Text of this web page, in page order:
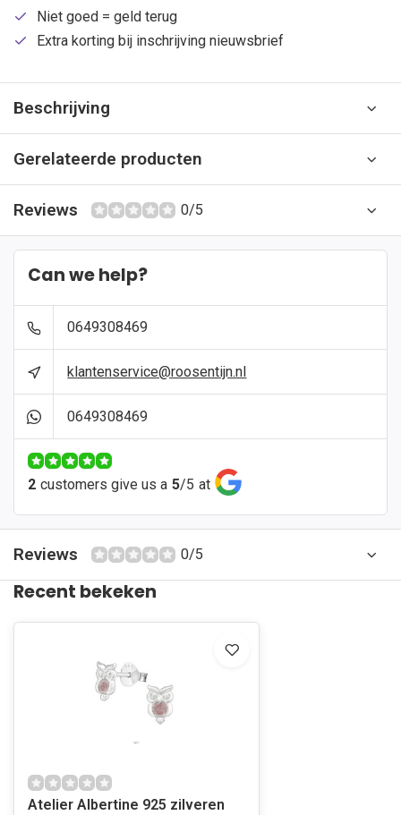
Niet goed = geld terug
Extra korting bij inschrijving nieuwsbrief
Beschrijving
Gerelateerde producten
Reviews 0/5
Can we help?
0649308469
klantenservice@roosentijn.nl
0649308469
2 customers give us a 5/5 at
Reviews 0/5
Recent bekeken
Atelier Albertine 925 zilveren